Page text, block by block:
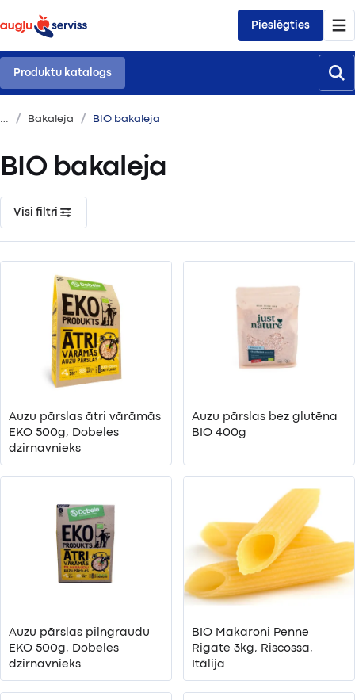
Pieslēgties
Produktu katalogs
Bakaleja BIO bakaleja
BIO bakaleja
Visi filtri
Auzu pārslas ātri vārāmās
EKO 500g, Dobeles
dzirnavnieks
Auzu pārslas bez glutēna
BIO 400g
Auzu pārslas pilngraudu
EKO 500g, Dobeles
dzirnavnieks
BIO Makaroni Penne
Rigate 3kg, Riscossa,
Itālija